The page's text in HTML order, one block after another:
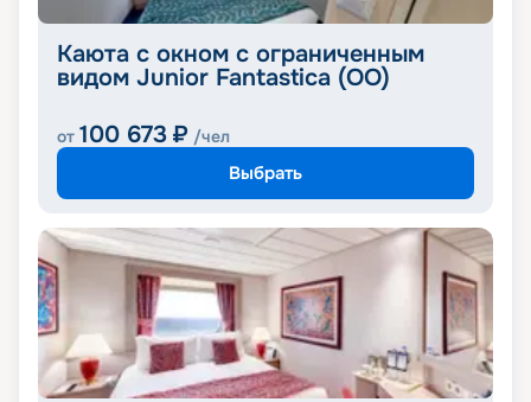
Каюта с окном с ограниченным
видом Junior Fantastica (OO)
от 100 673 ₽ /чел
Выбрать